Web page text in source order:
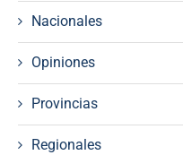
Nacionales
Opiniones
Provincias
Regionales